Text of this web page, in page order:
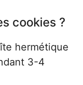
cookies ?
hermétique
3-4